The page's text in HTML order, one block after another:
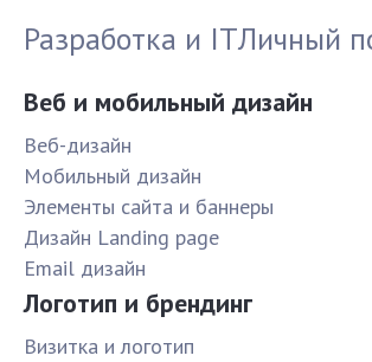
Разработка и ITЛичный
Веб и мобильный дизайн
Веб-дизайн
Мобильный дизайн
Элементы сайта и баннеры
Дизайн Landing page
Email дизайн
Логотип и брендинг
Визитка и логотип